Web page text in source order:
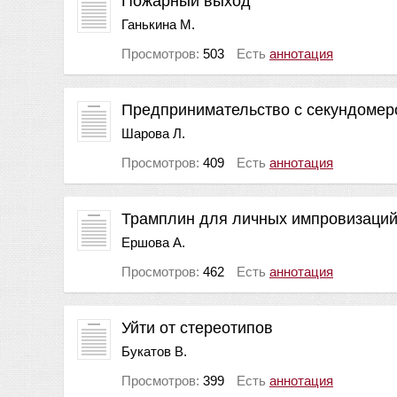
Ганькина М.
Просмотров: 503 Есть аннотация
Предпринимательство с
Шарова Л.
Просмотров: 409 Есть аннотация
Трамплин для личных импровизаций
Ершова А.
Просмотров: 462 Есть аннотация
Уйти от стереотипов
Букатов В.
Просмотров: 399 Есть аннотация